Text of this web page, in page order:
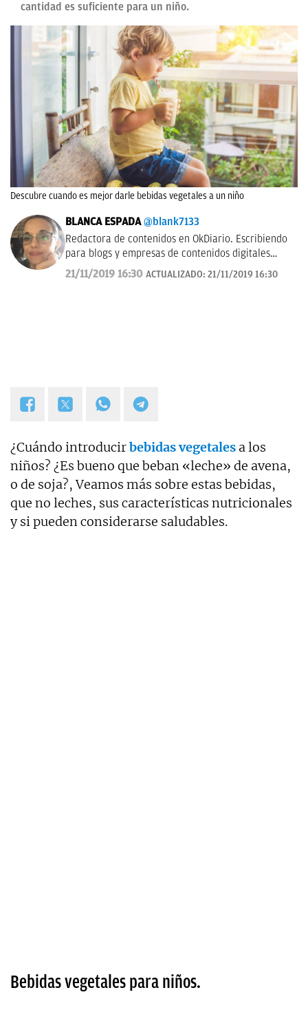
cantidad es suficiente para un niño.
Descubre cuando es mejor darle bebidas vegetales a un niño
BLANCA ESPADA @blank7133
Redactora de contenidos en OkDiario. Escribiendo
para blogs y empresas de contenidos digitales
desde 2007.
21/11/2019 16:30 ACTUALIZADO: 21/11/2019 16:30
¿Cuándo introducirbebidas vegetales a los
niños? ¿Es bueno que beban «leche» de avena,
o de soja?, Veamos más sobre estas bebidas,
que no leches, sus características nutricionales
y si pueden considerarse saludables.
Bebidas vegetales para niños.